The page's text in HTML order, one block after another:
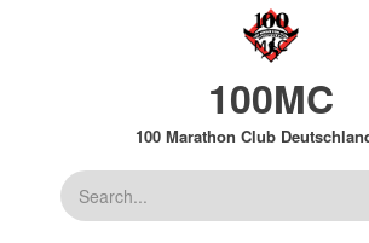
100MC
100 Marathon Club
Suche